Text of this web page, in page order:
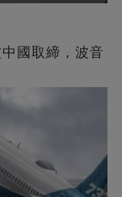
國取締，波音